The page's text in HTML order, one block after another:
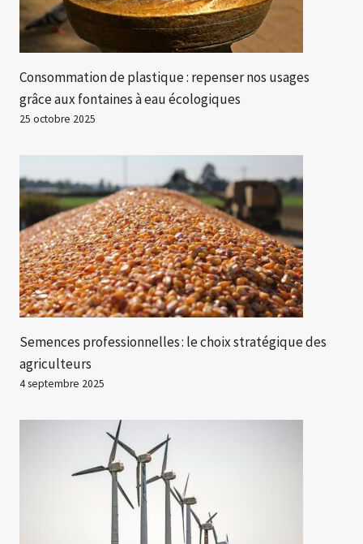
Consommation de plastique : repenser nos usages
grâce aux fontaines à eau écologiques
25 octobre 2025
Semences professionnelles : le choix stratégique des
agriculteurs
4 septembre 2025